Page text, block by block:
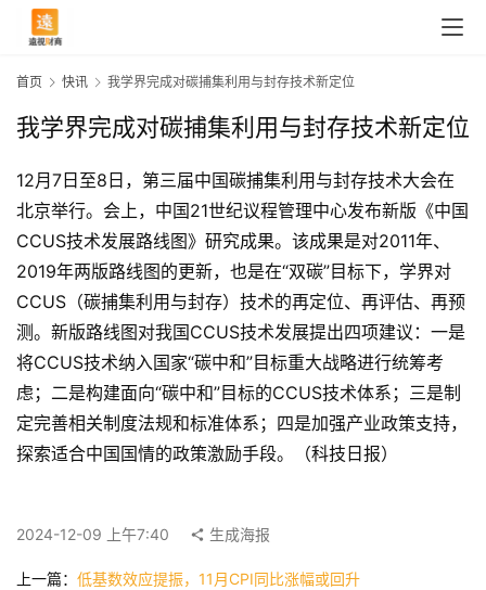
首
页
讯
首页 快讯 我学界完成对碳捕集利用与封存技术新定位
我学界完成对碳捕集利用与封存技术新定位
12月7日至8日，第三届中国碳捕集利用与封存技术大会在
北京举行。会上，中国21世纪议程管理中心发布新版《中国
CCUS技术发展路线图》研究成果。该成果是对2011年、
2019年两版路线图的更新，也是在“双碳”目标下，学界对
CCUS（碳捕集利用与封存）技术的再定位、再评估、再预
测。新版路线图对我国CCUS技术发展提出四项建议：一是
将CCUS技术纳入国家“碳中和”目标重大战略进行统筹考
虑；二是构建面向“碳中和”目标的CCUS技术体系；三是制
定完善相关制度法规和标准体系；四是加强产业政策支持，
探索适合中国国情的政策激励手段。（科技日报）
2024-12-09 上午7:40 生成海报
上一篇： 低基数效应提振，11月CPI同比涨幅或回升